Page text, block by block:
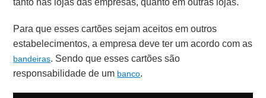
Para que esses cartões sejam aceitos em outros
estabelecimentos, a empresa deve ter um acordo com as
bandeiras. Sendo que esses cartões são
responsabilidade de um banco.